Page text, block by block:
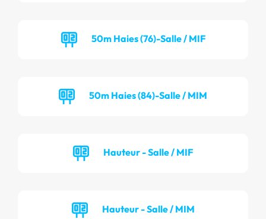
50m Haies (76)-Salle / MIF
50m Haies (84)-Salle / MIM
Hauteur - Salle / MIF
Hauteur - Salle / MIM